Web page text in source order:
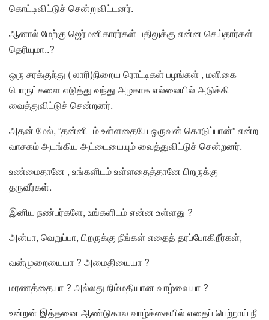
கொட்டிவிட்டுச் சென்றுவிட்டனர்.
ஆனால் மேற்கு ஜெர்மனிகாரர்கள் பதிலுக்கு என்ன செய்தார்கள்
தெரியுமா..?
ஒரு சரக்குந்து ( லாரி)நிறைய ரொட்டிகள் பழங்கள் , மளிகை
பொருட்களை எடுத்து வந்து அழகாக எல்லையில் அடுக்கி
வைத்துவிட்டுச் சென்றனர்.
அதன் மேல், “தன்னிடம் உள்ளதையே ஒருவன் கொடுப்பான்” என்ற
வாசகம் அடங்கிய அட்டையையும் வைத்துவிட்டுச் சென்றனர்.
உண்மைதானே , உங்களிடம் உள்ளதைத்தானே பிறருக்கு
தருவீர்கள்.
இனிய நண்பர்களே, உங்களிடம் என்ன உள்ளது ?
அன்பா, வெறுப்பா, பிறருக்கு நீங்கள் எதைத் தரப்போகிறீர்கள்,
வன்முறையையா ? அமைதியையா ?
மரணத்தையா ? அல்லது நிம்மதியான வாழ்வையா ?
உன்றன் இத்தனை ஆண்டுகால வாழ்க்கையில் எதைப் பெற்றாய் நீ